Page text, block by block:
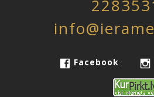
Facebook